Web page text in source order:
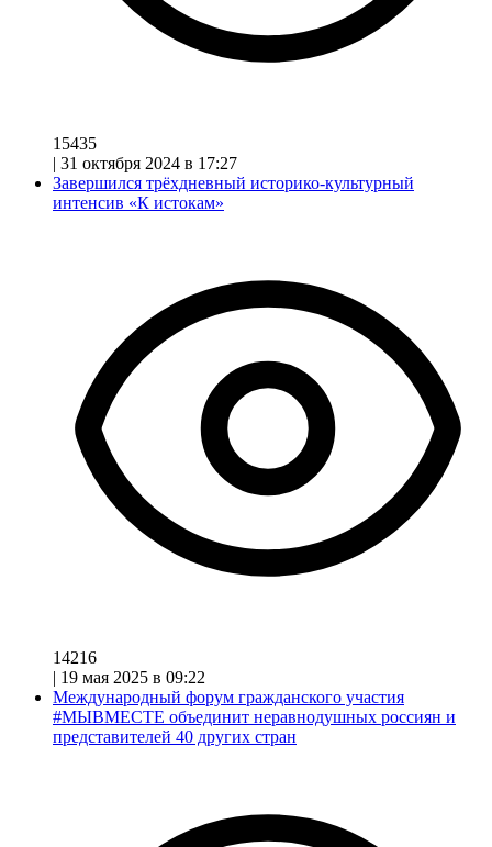
15435
| 31 октября 2024 в 17:27
Завершился трёхдневный историко-культурный
интенсив «К истокам»
14216
| 19 мая 2025 в 09:22
Международный форум гражданского участия
#МЫВМЕСТЕ объединит неравнодушных россиян и
представителей 40 других стран